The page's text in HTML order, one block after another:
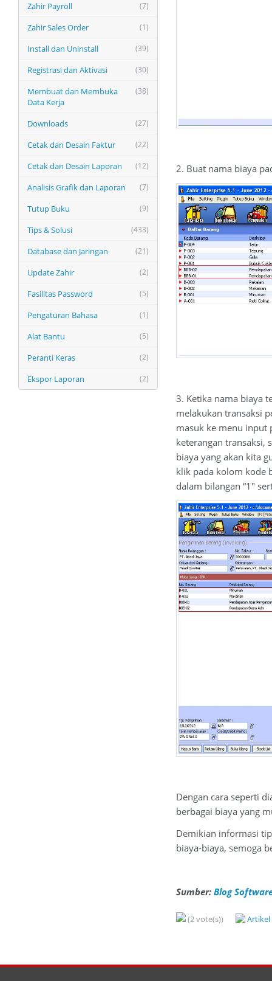
(7)
Zahir Payroll
(1)
Zahir Sales Order
(39)
Install dan Uninstall
(30)
Registrasi dan Aktivasi
(38)
Membuat dan Membuka
Data Kerja
(27)
Downloads
(22)
Cetak dan Desain Faktur
(12)
Cetak dan Desain Laporan
(7)
Analisis Grafik dan Laporan
(9)
Tutup Buku
(433)
Tips & Solusi
(21)
Database dan Jaringan
(2)
Update Zahir
(5)
Fasilitas Password
(1)
Pengaturan Bahasa
(5)
Alat Bantu
(2)
Peranti Keras
(2)
Ekspor Laporan
2. Buat nama biaya
3. Ketika nama biaya
melakukan transaksi
masuk ke menu input
keterangan transaksi,
biaya yang akan kita
klik pada kolom kode
dalam bilangan “1″
Dengan cara seperti
berbagai biaya yang
Demikian informasi
biaya-biaya, semoga
Sumber: Blog
(2 vote(s))